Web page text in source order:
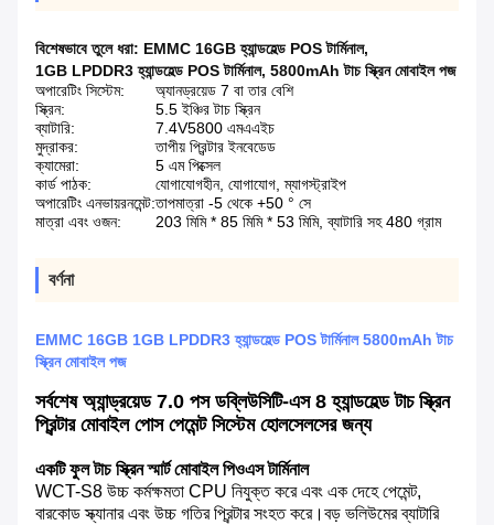
বিশেষভাবে তুলে ধরা: EMMC 16GB হ্যান্ডহেল্ড POS টার্মিনাল,
1GB LPDDR3 হ্যান্ডহেল্ড POS টার্মিনাল, 5800mAh টাচ স্ক্রিন মোবাইল পজ
অপারেটিং সিস্টেম:
অ্যানড্রয়েড 7 বা তার বেশি
স্ক্রিন:
5.5 ইঞ্চির টাচ স্ক্রিন
ব্যাটারি:
7.4V5800 এমএএইচ
মুদ্রাকর:
তাপীয় প্রিন্টার ইনবেডেড
ক্যামেরা:
5 এম পিক্সেল
কার্ড পাঠক:
যোগাযোগহীন, যোগাযোগ, ম্যাগস্ট্রাইপ
অপারেটিং এনভায়রনমেন্ট:তাপমাত্রা -5 থেকে +50 ° সে
মাত্রা এবং ওজন:
203 মিমি * 85 মিমি * 53 মিমি, ব্যাটারি সহ 480 গ্রাম
বর্ণনা
EMMC 16GB 1GB LPDDR3 হ্যান্ডহেল্ড POS টার্মিনাল 5800mAh টাচ
স্ক্রিন মোবাইল পজ
সর্বশেষ অ্যান্ড্রয়েড 7.0 পস ডব্লিউসিটি-এস 8 হ্যান্ডহেল্ড টাচ স্ক্রিন
প্রিন্টার মোবাইল পোস পেমেন্ট সিস্টেম হোলসেলসের জন্য
একটি ফুল টাচ স্ক্রিন স্মার্ট মোবাইল পিওএস টার্মিনাল
WCT-S8 উচ্চ কর্মক্ষমতা CPU নিযুক্ত করে এবং এক দেহে পেমেন্ট,
বারকোড স্ক্যানার এবং উচ্চ গতির প্রিন্টার সংহত করে।বড় ভলিউমের ব্যাটারি